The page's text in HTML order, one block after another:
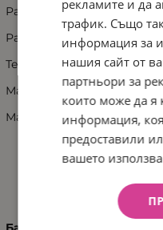
Размер: 49x49.5x79.5 см
Размер на опаковка:
Тегло кг: 5.8
Максимално тегло кг: 30
Материал конструкция:
рекламите и да
трафик. Също
информация за
нашия сайт от
партньори за
които може да я
информация,
предоставили
вашето